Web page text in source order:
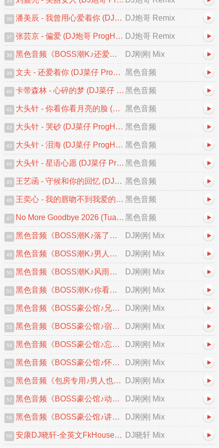
36 潘美辰 - 我曾用心爱着你 (DJ炮哥 ProgHouse Remix 2026) DJ炮哥 Remix
37 张芸京 - 偏爱 (DJ炮哥 ProgHouse Remix 2026)V2 DJ炮哥 Remix
38 黑色音频《BOSS潮K♪还爱着你&心碎的梦♪中文跳舞大碟V2》DJ刚刚 Mix DJ刚刚 Mix
39 文夫 - 还爱着你 (DJ菜仔 ProgHouse 2026 Remix) 黑色音频
40 卡带森林 - 心碎的梦 (DJ菜仔 ProgHouse 2026 Remix)黑色音频
41 大头针 - 你看你看月亮的脸 (DJ菜仔 ProgHouse Remix) 黑色音频
42 大头针 - 哭砂 (DJ菜仔 ProgHouse 2026 Remix) 黑色音频
43 大头针 - 泪海 (DJ菜仔 ProgHouse 2026 Remix) 黑色音频
44 大头针 - 星语心愿 (DJ菜仔 ProgHouse Remix)黑色音频
45 王艺函 - 守候和你的回忆 (DJ菜仔 ProgHouse 2026 Remix) 黑色音频
46 王奕心 - 我的唇吻不到我爱的人 (DJ菜仔 ProgHouse 2026 Remix) 黑色音频
47 No More Goodbye 2026 (Tuan Ying Chillout Mix VIP)黑色音频
48 黑色音频《BOSS潮K♪落了白&风中的遗言♪中文跳舞大碟V2》DJ刚刚 Mix DJ刚刚 Mix
49 黑色音频《BOSS潮K♪男人的累自己体会♪中文跳舞大碟V2》DJ刚刚 Mix DJ刚刚 Mix
50 黑色音频《BOSS潮K♪风雨中的诺言♪中文跳舞大碟V2》DJ刚刚 Mix DJ刚刚 Mix
51 黑色音频《BOSS潮K♪你看你看月亮的脸♪首张中文跳舞大碟V2》DJ刚刚 Mix DJ刚刚 Mix
52 黑色音频《BOSS豪公馆♪兄弟咱们要一条心♪中文跳舞大碟V2》DJ刚刚 Mix DJ刚刚 Mix
53 黑色音频《BOSS豪公馆♪宿命&忘情忘爱♪中文跳舞大碟V2》DJ刚刚 Mix DJ刚刚 Mix
54 黑色音频《BOSS豪公馆♪忘情忘爱♪中文跳舞大碟V2》DJ刚刚 Mix DJ刚刚 Mix
55 黑色音频《BOSS豪公馆♪怀恋之夜♪英文跳舞大碟V2》DJ刚刚 Mix DJ刚刚 Mix
56 黑色音频《包房专用♪男人也会为爱流泪♪中文跳舞大碟V2》DJ刚刚 Mix DJ刚刚 Mix
57 黑色音频《BOSS豪公馆♪动了情的人♪中文跳舞大碟V2》DJ刚刚 Mix DJ刚刚 Mix
58 黑色音频《BOSS豪公馆♪讲不出再见♪粤语跳舞大碟》DJ刚刚 Mix DJ刚刚 Mix
59 安康DJ晓轩-全英文FkHouse音乐精心打造高端产幻握紧扶手直冲云霄柬缅泰包房... DJ晓轩 Mix